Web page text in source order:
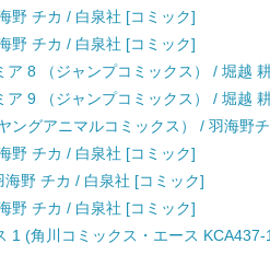
野 チカ / 白泉社 [コミック]
野 チカ / 白泉社 [コミック]
ア 8 （ジャンプコミックス） / 堀越
ア 9 （ジャンプコミックス） / 堀越
ングアニマルコミックス） / 羽海野
野 チカ / 白泉社 [コミック]
野 チカ / 白泉社 [コミック]
野 チカ / 白泉社 [コミック]
1 (角川コミックス・エース